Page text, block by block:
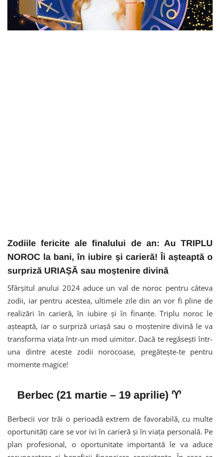
Zodiile fericite ale finalului de an: Au TRIPLU
NOROC la bani, în iubire și carieră! Îi așteaptă o
surpriză URIAȘĂ sau moștenire divină
Sfârșitul anului 2024 aduce un val de noroc pentru câteva
zodii, iar pentru acestea, ultimele zile din an vor fi pline de
realizări în carieră, în iubire și în finanțe. Triplu noroc le
așteaptă, iar o surpriză uriașă sau o moștenire divină le va
transforma viața într-un mod uimitor. Dacă te regăsești într-
una dintre aceste zodii norocoase, pregătește-te pentru
momente magice!
Berbec (21 martie – 19 aprilie) ♈
Berbecii vor trăi o perioadă extrem de favorabilă, cu multe
oportunități care se vor ivi în carieră și în viața personală. Pe
plan profesional, o oportunitate importantă le va aduce